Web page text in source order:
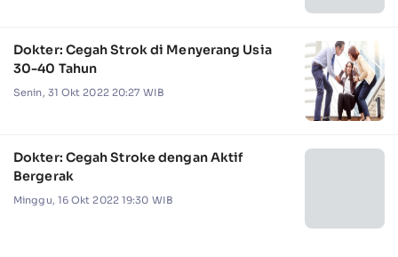
Dokter: Cegah Strok di Menyerang Usia
30-40 Tahun
Senin, 31 Okt 2022 20:27 WIB
Dokter: Cegah Stroke dengan Aktif
Bergerak
Minggu, 16 Okt 2022 19:30 WIB